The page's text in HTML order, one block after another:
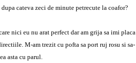
cateva zeci de minute petrecute la coafor?
nici eu nu arat perfect dar am grija sa imi placa
M-am trezit cu pofta sa port ruj rosu si sa-
asta cu parul.